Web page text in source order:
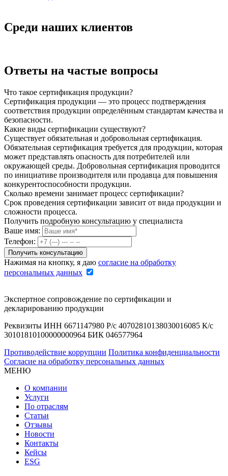
Среди наших клиентов
Ответы на частые вопросы
Что такое сертификация продукции?
Сертификация продукции — это процесс подтверждения
соответствия продукции определённым стандартам качества и
безопасности.
Какие виды сертификации существуют?
Существует обязательная и добровольная сертификация.
Обязательная сертификация требуется для продукции, которая
может представлять опасность для потребителей или
окружающей среды. Добровольная сертификация проводится
по инициативе производителя или продавца для повышения
конкурентоспособности продукции.
Сколько времени занимает процесс сертификации?
Срок проведения сертификации зависит от вида продукции и
сложности процесса.
Получить подробную консультацию у специалиста
Ваше имя:
Телефон:
Нажимая на кнопку, я даю согласие на обработку
персональных данных
Экспертное сопровождение по сертификации и
декларированию продукции
Реквизиты ИНН 6671147980 Р/с 40702810138030016085 К/с
30101810100000000964 БИК 046577964
Противодействие коррупции Политика конфиденциальности
Согласие на обработку персональных данных
МЕНЮ
О компании
Услуги
По отраслям
Статьи
Отзывы
Новости
Контакты
Кейсы
ESG